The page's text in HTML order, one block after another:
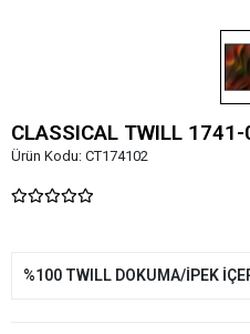
CLASSICAL TWILL 1741-
Ürün Kodu: CT174102
%100 TWILL DOKUMA/İPEK